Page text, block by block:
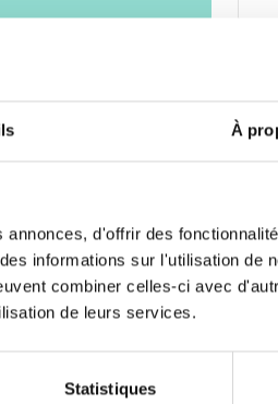
À
d'offrir des
informations sur l'utilisation de
combiner celles-ci avec
de leurs services.
Statistiques
àtech&fest 2026,
qui réunit plus de 22
responsables